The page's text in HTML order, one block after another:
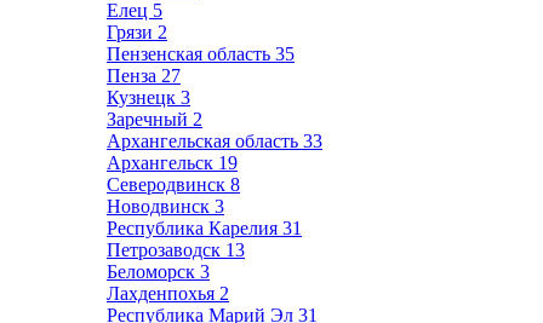
Елец 5
Грязи 2
Пензенская область 35
Пенза 27
Кузнецк 3
Заречный 2
Архангельская область 33
Архангельск 19
Северодвинск 8
Новодвинск 3
Республика Карелия 31
Петрозаводск 13
Беломорск 3
Лахденпохья 2
Республика Марий Эл 31